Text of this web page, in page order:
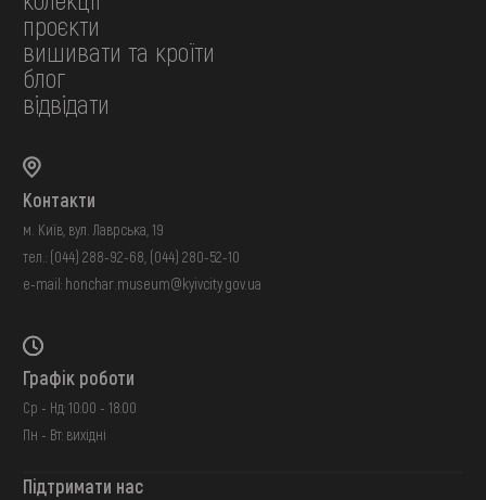
проєкти
вишивати та кроїти
блог
відвідати
Контакти
м. Київ, вул. Лаврська, 19
тел.: (044) 288-92-68 (044) 280-52-10
e-mail: honchar.museum@kyivcity.gov.ua
Графік роботи
Ср - Нд: 10:00 - 18:00
Пн - Вт: вихідні
Підтримати нас